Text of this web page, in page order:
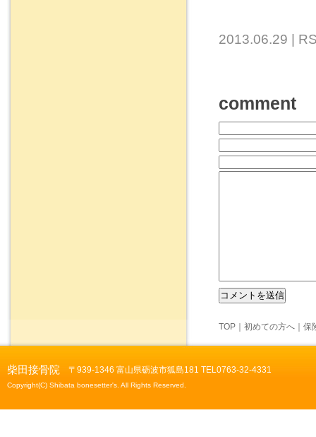
2013.06.29 |
comment
TOP 初めての方へ 保
柴田接骨院 〒939-1346 富山県砺波市狐島181 TEL0763-32-4331
Copyright(C) Shibata bonesetter's. All Rights Reserved.